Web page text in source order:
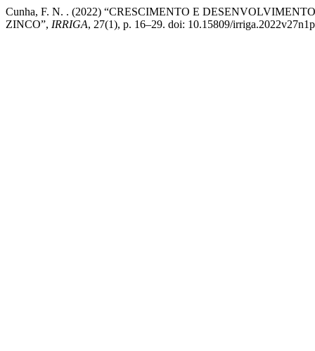
Cunha, F. N. . (2022) “CRESCIMENTO E
ZINCO”, IRRIGA, 27(1), p. 16–29. doi: 10.15809/